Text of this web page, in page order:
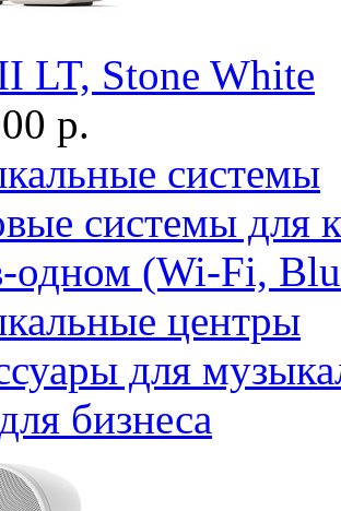
LT, Stone White
р.
системы
системы для
одном (Wi-Fi,
центры
для
бизнеса